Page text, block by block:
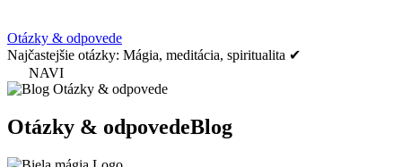
Otázky & odpovede
Najčastejšie otázky: Mágia, meditácia, spiritualita ✔
NAVI
Otázky & odpovedeBlog